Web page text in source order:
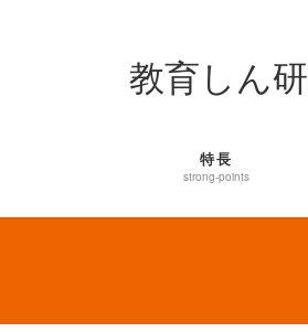
移
教育しん研
特長
strong-points